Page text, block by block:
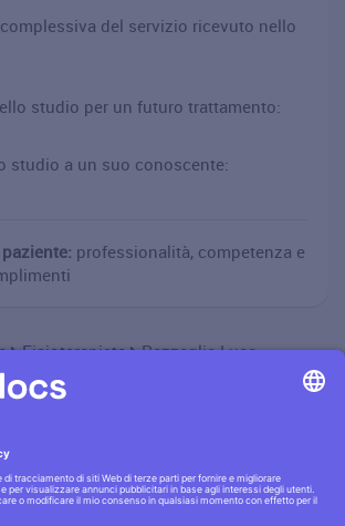
del servizio ricevuto nello
studio per un futuro trattamento:
studio a un suo conoscente:
professionalità, competenza e
Fisioterapista Pazzaglia Luca
·|· Condizioni generali·|·